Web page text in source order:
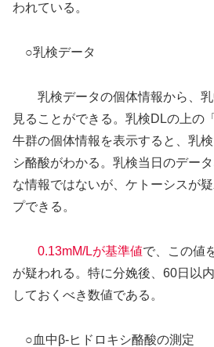
われている。
○乳検データ
乳検データの個体情報から、乳
見ることができる。乳検DLの上の
牛群の個体情報を表示すると、乳
シ酪酸がわかる。乳検当日のデー
な情報ではないが、ケトーシスが
プできる。
0.13mM/Lが基準値で、この値
が疑われる。特に分娩後、60日以
しておくべき数値である。
○血中β-ヒドロキシ酪酸の測定